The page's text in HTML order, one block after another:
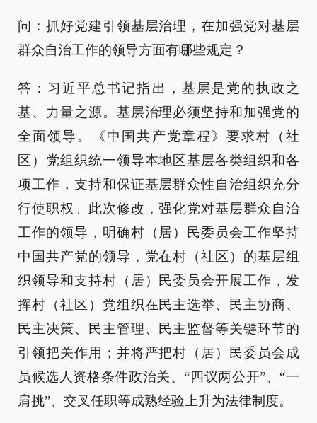
问：抓好党建引领基层治理，在加强党对基层
群众自治工作的领导方面有哪些规定？
答：习近平总书记指出，基层是党的执政之
基、力量之源。基层治理必须坚持和加强党的
全面领导。《中国共产党章程》要求村（社
区）党组织统一领导本地区基层各类组织和各
项工作，支持和保证基层群众性自治组织充分
行使职权。此次修改，强化党对基层群众自治
工作的领导，明确村（居）民委员会工作坚持
中国共产党的领导，党在村（社区）的基层组
织领导和支持村（居）民委员会开展工作，发
挥村（社区）党组织在民主选举、民主协商、
民主决策、民主管理、民主监督等关键环节的
引领把关作用；并将严把村（居）民委员会成
员候选人资格条件政治关、“四议两公开”、“一
肩挑”、交叉任职等成熟经验上升为法律制度。